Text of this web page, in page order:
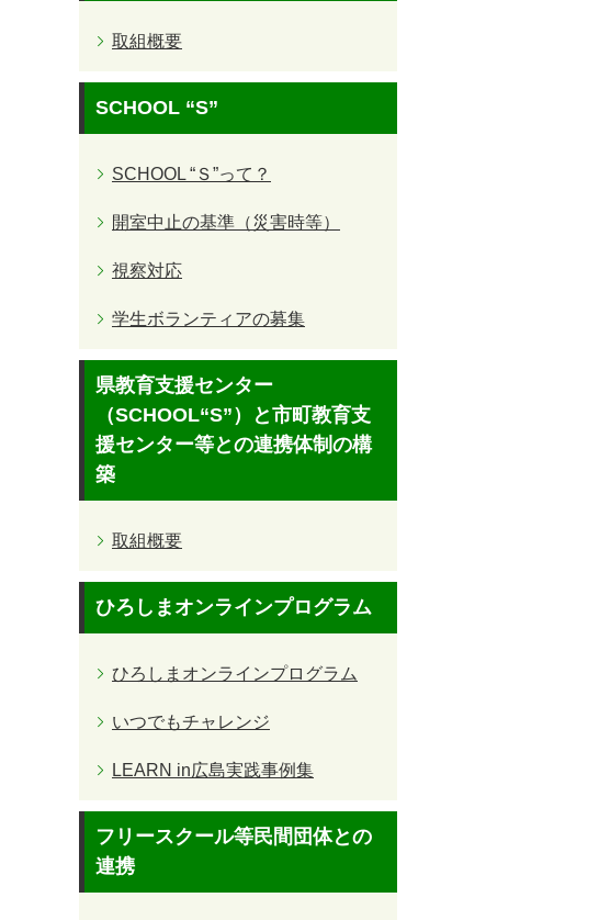
取組概要
SCHOOL “S”
SCHOOL “Ｓ”って？
開室中止の基準（災害時等）
視察対応
学生ボランティアの募集
県教育支援センター
（SCHOOL“S”）と市町教育支
援センター等との連携体制の構
築
取組概要
ひろしまオンラインプログラム
ひろしまオンラインプログラム
いつでもチャレンジ
LEARN in広島実践事例集
フリースクール等民間団体との
連携